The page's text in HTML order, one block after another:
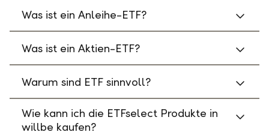
Was ist ein Anleihe-ETF?
Was ist ein Aktien-ETF?
Warum sind ETF sinnvoll?
Wie kann ich die ETFselect Produkte in
willbe kaufen?